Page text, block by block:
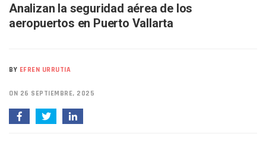
Partido Verde Conforma Su 12.º “Ejército Del Verde” En
Buques Mexicanos Parten A Venezuela Con 718
Jóvenes En Movimiento Jalisco Renueva Su Dirigencia
Analizan la seguridad aérea de los
aeropuertos en Puerto Vallarta
BY EFREN URRUTIA
ON 26 SEPTIEMBRE, 2025